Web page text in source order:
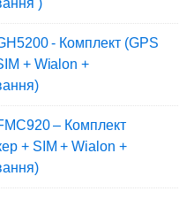
)
- Комплект (GPS
+ Wialon +
– Комплект
+ SIM + Wialon +